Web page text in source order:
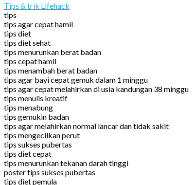
Tips & trik Lifehack
tips
tips agar cepat hamil
tips diet
tips diet sehat
tips menurunkan berat badan
tips cepat hamil
tips menambah berat badan
tips agar bayi cepat gemuk dalam 1 minggu
tips agar cepat melahirkan di usia kandungan 38 minggu
tips menulis kreatif
tips menabung
tips gemukin badan
tips agar melahirkan normal lancar dan tidak sakit
tips mengecilkan perut
tips sukses pubertas
tips diet cepat
tips menurunkan tekanan darah tinggi
poster tips sukses pubertas
tips diet pemula